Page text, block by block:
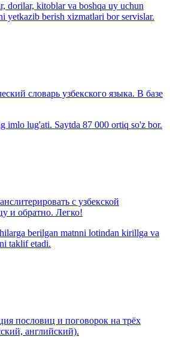
dorilar, kitoblar va boshqa uy uchun
yetkazib berish xizmatlari bor servislar.
словарь узбекского языка. В базе
lug'ati. Saytda 87 000 ortiq so'z bor.
с узбекской
и обратно. Легко!
berilgan matnni lotindan kirillga va
taklif etadi.
пословиц и поговорок на трёх
английский).